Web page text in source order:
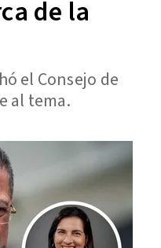
de la
el Consejo de
al tema.